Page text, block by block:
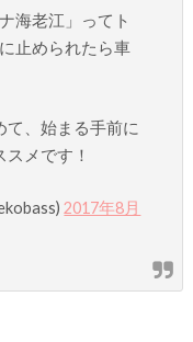
海老江」ってト
止められたら車
て、始まる手前に
メです！
2017年8月